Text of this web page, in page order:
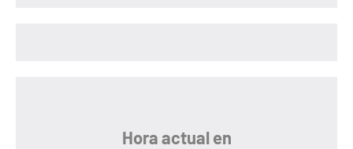
Hora actual en